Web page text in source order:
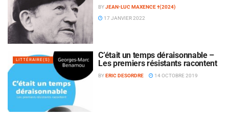
BYJEAN-LUC MAXENCE †(2024)
17 JANVIER 2022
LITTÉRAIRE(S)
C’était un temps déraisonnable –
Les premiers résistants racontent
BYERIC DESORDRE 14 OCTOBRE 2019